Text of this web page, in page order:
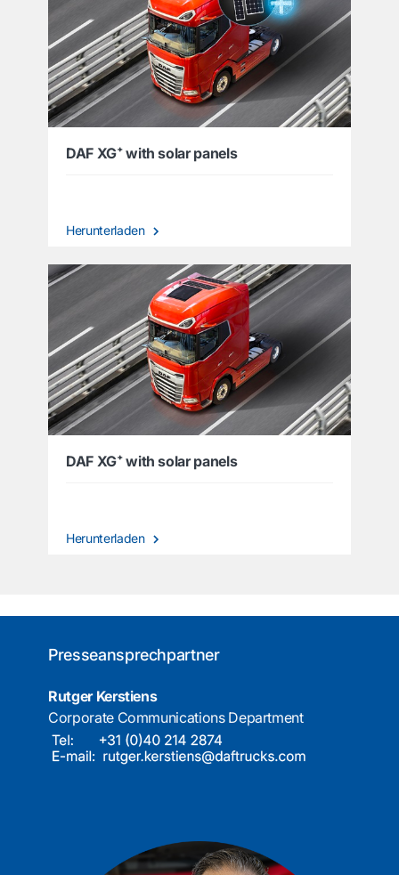
DAF XG⁺ with solar panels
Herunterladen
DAF XG⁺ with solar panels
Herunterladen
Presseansprechpartner
Rutger Kerstiens
Corporate Communications Department